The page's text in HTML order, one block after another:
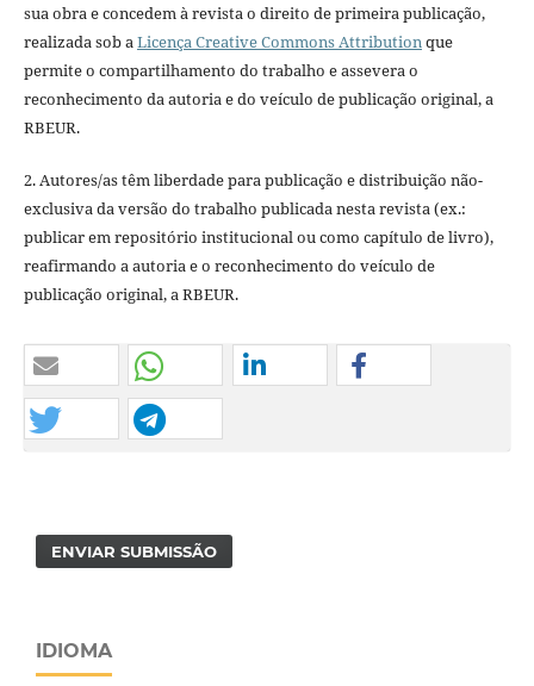
sua obra e concedem à revista o direito de primeira publicação,
realizada sob aLicença Creative Commons Attributionque
permite o compartilhamento do trabalho e assevera o
reconhecimento da autoria e do veículo de publicação original, a
RBEUR.
2. Autores/as têm liberdade para publicação e distribuição não-
exclusiva da versão do trabalho publicada nesta revista (ex.:
publicar em repositório institucional ou como capítulo de livro),
reafirmando a autoria e o reconhecimento do veículo de
publicação original, a RBEUR.
ENVIAR SUBMISSÃO
IDIOMA